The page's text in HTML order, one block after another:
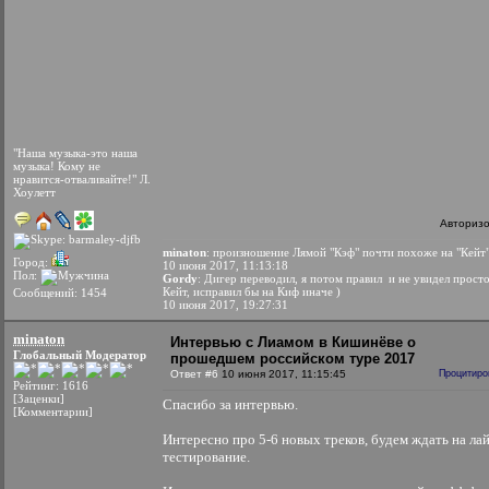
"Наша музыка-это наша
музыка! Кому не
нравится-отваливайте!" Л.
Хоулетт
Город:
Пол:
Сообщений: 1454
minaton: произношение Лямой "Кэф" почти похоже на "Кейт"
10 июня 2017, 11:13:18
Gordy: Дигер переводил, я потом правил и не увидел просто
Кейт, исправил бы на Киф иначе )
10 июня 2017, 19:27:31
minaton
Глобальный Модератор
Рейтинг: 1616
[Заценки]
[Комментарии]
Интервью с Лиамом в Кишинёве о
прошедшем российском туре 2017
Ответ #6 10 июня 2017, 11:15:45
Спасибо за интервью.
Интересно про 5-6 новых треков, будем ждать на
тестирование.